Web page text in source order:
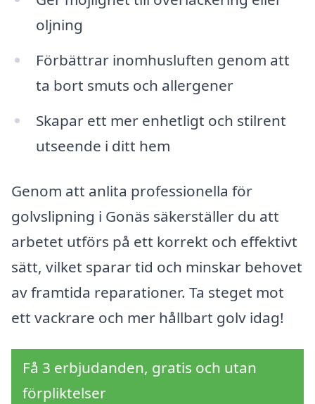
oljning
Förbättrar inomhusluften genom att
ta bort smuts och allergener
Skapar ett mer enhetligt och stilrent
utseende i ditt hem
Genom att anlita professionella för
golvslipning i Gonäs säkerställer du att
arbetet utförs på ett korrekt och effektivt
sätt, vilket sparar tid och minskar behovet
av framtida reparationer. Ta steget mot
ett vackrare och mer hållbart golv idag!
Få 3 erbjudanden, gratis och utan
förpliktelser